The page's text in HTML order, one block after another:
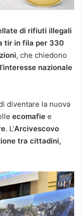
di rifiuti illegali
tir in fila per 330
, che chiedono
nazionale
diventare la nuova
ecomafie e
. L’Arcivescovo
tra cittadini,